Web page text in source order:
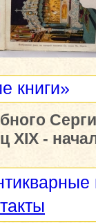
книги»
XIX -